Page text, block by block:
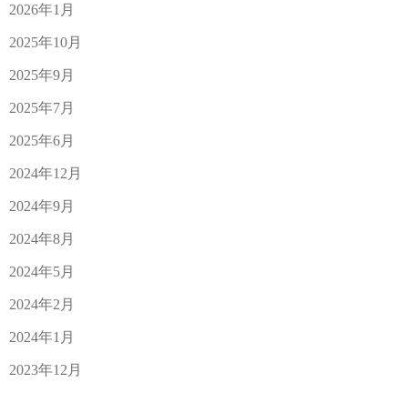
2026年1月
2025年10月
2025年9月
2025年7月
2025年6月
2024年12月
2024年9月
2024年8月
2024年5月
2024年2月
2024年1月
2023年12月